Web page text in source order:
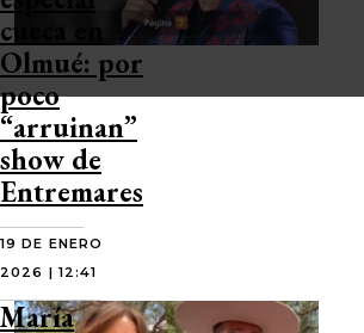
cueca en
Olmué: por
poco
“arruinan”
show de
Entremares
19 DE ENERO
2026 | 12:41
María